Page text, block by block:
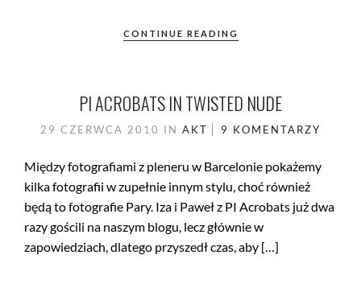
CONTINUE READING
PI ACROBATS IN TWISTED NUDE
29 CZERWCA 2010 IN AKT 9 KOMENTARZY
Między fotografiami z pleneru w Barcelonie pokażemy
kilka fotografii w zupełnie innym stylu, choć również
będą to fotografie Pary. Iza i Paweł z PI Acrobats już dwa
razy gościli na naszym blogu, lecz głównie w
zapowiedziach, dlatego przyszedł czas, aby […]